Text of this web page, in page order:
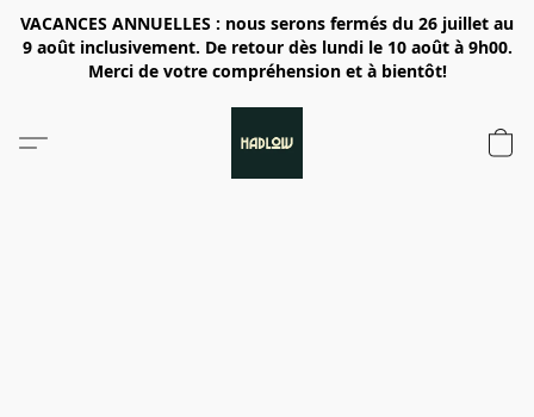
VACANCES ANNUELLES : nous serons fermés du 26 juillet au
9 août inclusivement. De retour dès lundi le 10 août à 9h00.
Merci de votre compréhension et à bientôt!